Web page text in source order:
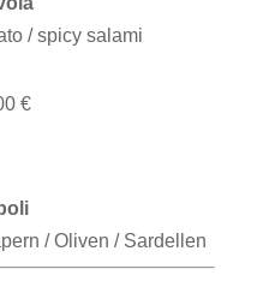
/ spicy salami
€
/ Oliven / Sardellen